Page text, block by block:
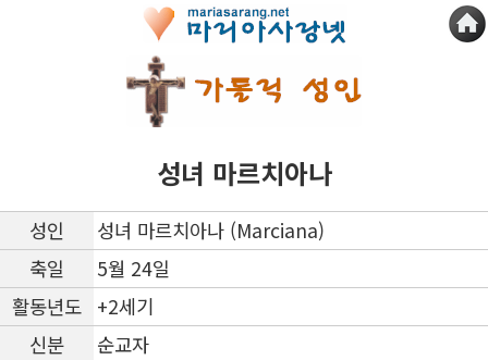
성녀 마르치아나
성인
성녀 마르치아나 (Marciana)
축일
5월 24일
활동년도 +2세기
신분
순교자